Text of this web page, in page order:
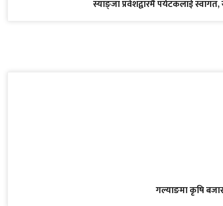
स्याङ्जा प्रवेशद्वारमै पर्यटकलाई
गल्याङमा कृषि